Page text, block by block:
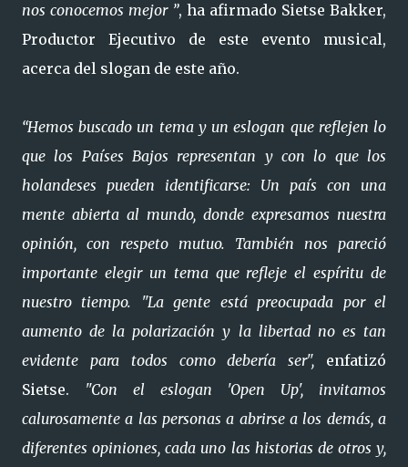
nos conocemos mejor ”, ha afirmado Sietse Bakker,
Productor Ejecutivo de este evento musical,
acerca del slogan de este año.
“Hemos buscado un tema y un eslogan que reflejen lo
que los Países Bajos representan y con lo que los
holandeses pueden identificarse: Un país con una
mente abierta al mundo, donde expresamos nuestra
opinión, con respeto mutuo. También nos pareció
importante elegir un tema que refleje el espíritu de
nuestro tiempo. "La gente está preocupada por el
aumento de la polarización y la libertad no es tan
evidente para todos como debería ser", enfatizó
Sietse.
"Con el eslogan 'Open Up', invitamos
calurosamente a las personas a abrirse a los demás, a
diferentes opiniones, cada uno las historias de otros y,